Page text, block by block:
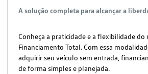
A solução completa para alcançar a
Conheça a praticidade e a flexibilidade do
Financiamento Total. Com essa
adquirir seu veículo sem entrada,
de forma simples e planejada.